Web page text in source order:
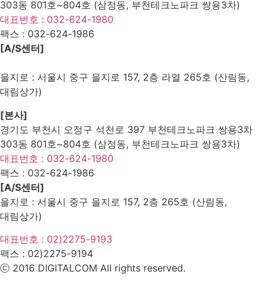
303동 801호~804호 (삼정동, 부천테크노파크 쌍용3차)
대표번호 : 032-624-1980
팩스 : 032-624-1986
[A/S센터]
을지로 : 서울시 중구 을지로 157, 2층 라열 265호 (산림동,
대림상가)
[본사]
경기도 부천시 오정구 석천로 397 부천테크노파크 쌍용3차
303동 801호~804호 (삼정동, 부천테크노파크 쌍용3차)
대표번호 : 032-624-1980
팩스 : 032-624-1986
[A/S센터]
을지로 : 서울시 중구 을지로 157, 2층 265호 (산림동,
대림상가)
대표번호 : 02)2275-9193
팩스 : 02)2275-9194​
ⓒ 2016 DIGITALCOM All rights reserved.